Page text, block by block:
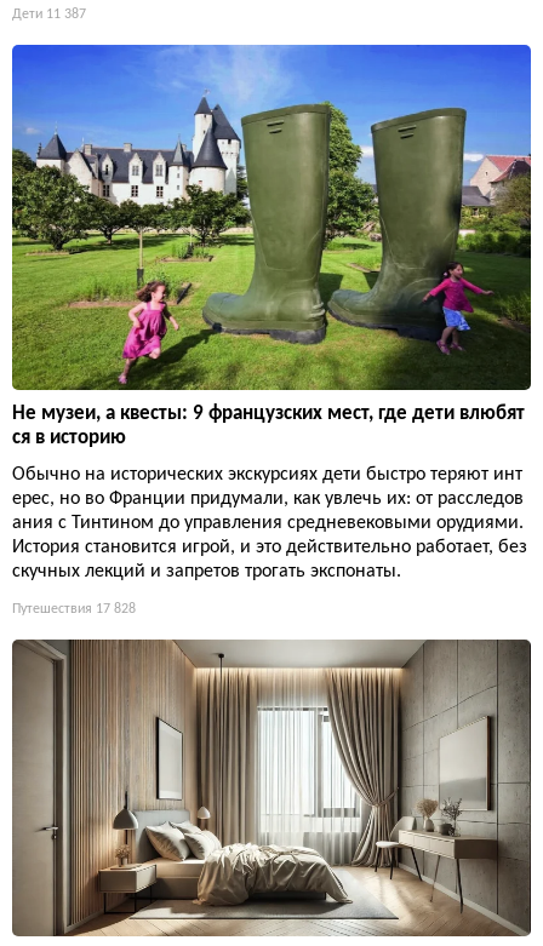
Дети 11 387
Не музеи, а квесты: 9 французских мест, где дети влюбят
ся в историю
Обычно на исторических экскурсиях дети быстро теряют инт
ерес, но во Франции придумали, как увлечь их: от расследов
ания с Тинтином до управления средневековыми орудиями.
История становится игрой, и это действительно работает, без
скучных лекций и запретов трогать экспонаты.
Путешествия 17 828